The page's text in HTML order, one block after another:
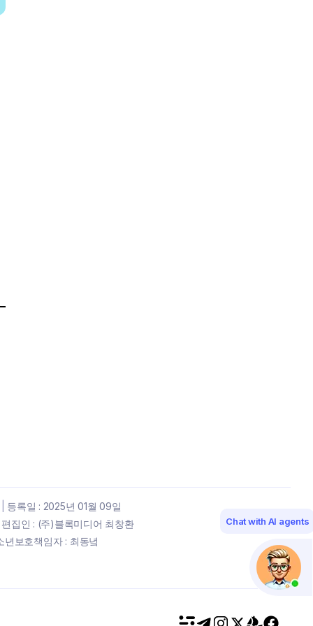
등록일 : 2025년 01월 09일
집인 : (주)블록미디어 최창환
보호책임자 : 최동녘
Chat with AI agents